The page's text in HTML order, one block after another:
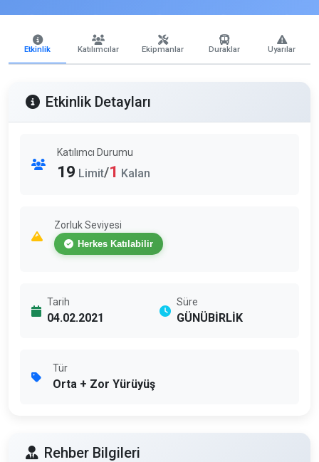
Etkinlik Katılımcılar Ekipmanlar Duraklar Uyarılar
Etkinlik Detayları
Katılımcı Durumu
19 Limit/1 Kalan
Zorluk Seviyesi
Herkes Katılabilir
Tarih
04.02.2021
Süre
GÜNÜBİRLİK
Tür
Orta + Zor Yürüyüş
Rehber Bilgileri